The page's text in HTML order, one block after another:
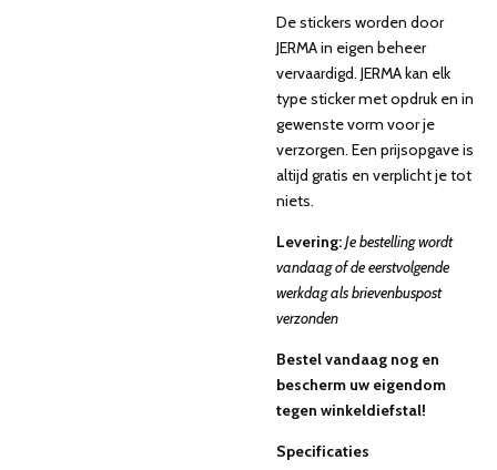
De stickers worden door
JERMA in eigen beheer
vervaardigd. JERMA kan elk
type sticker met opdruk en in
gewenste vorm voor je
verzorgen. Een prijsopgave is
altijd gratis en verplicht je tot
niets.
Levering:Je bestelling wordt
vandaag of de eerstvolgende
werkdag als brievenbuspost
verzonden
Bestel vandaag nog en
bescherm uw eigendom
tegen winkeldiefstal!
Specificaties